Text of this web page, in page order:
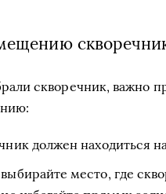
скворечник, важно
должен находиться
место, где